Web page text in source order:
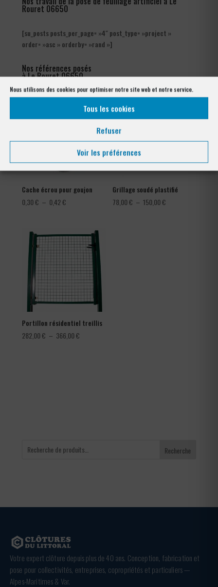
Nous utilisons des cookies pour optimiser notre site web et notre service.
Tous les cookies
Refuser
Voir les préférences
Rouret 06650
[su_posts posts_per_page= »4″ post_type= »project »
order= »asc » orderby= »rand »]
Nos références posés
à Le Rouret 06650
Cache écrou pour goujon
0,30€ – 0,42€Plage
0,30 €
à
Grillage soudé plastifié
78,00€ – 150,00€
Portillon résidentiel treillis
282,00€ – 366,00€Plage
Recherche
Votre expert clôture depuis plus de 40 ans. Conception, fabrication et
pose pour collectivités, entreprises, copropriétés et particuliers —
Alpes-Maritimes & Var.